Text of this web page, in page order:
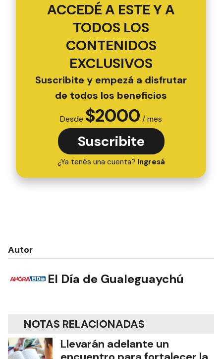
ACCEDÉ A ESTE Y A
TODOS LOS
CONTENIDOS
EXCLUSIVOS
Suscribite y empezá a disfrutar
de todos los beneficios
Desde $2000 / mes
Suscribite
¿Ya tenés una cuenta? Ingresá
Autor
El Día de Gualeguaychú
NOTAS RELACIONADAS
Llevarán adelante un